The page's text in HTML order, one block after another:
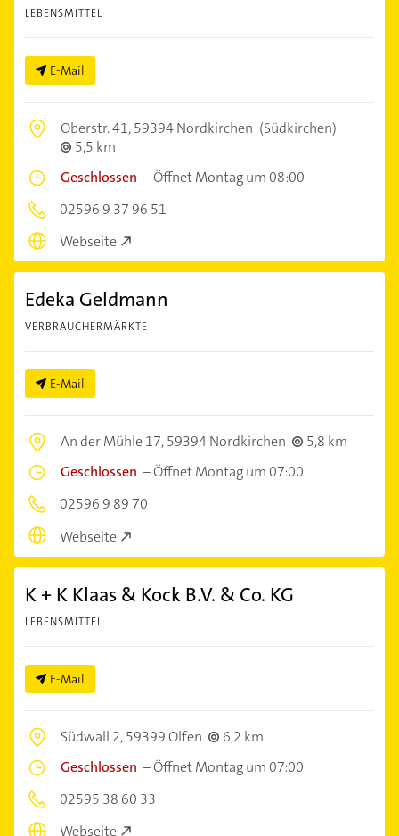
LEBENSMITTEL
E-Mail
Oberstr. 41,59394 Nordkirchen (Südkirchen)
5,5 km
Geschlossen –Öffnet Montag um 08:00
02596 9 37 96 51
Webseite
Edeka Geldmann
VERBRAUCHERMÄRKTE
E-Mail
An der Mühle 17,59394 Nordkirchen
5,8 km
Geschlossen –Öffnet Montag um 07:00
02596 9 89 70
Webseite
K + K Klaas & Kock B.V. & Co. KG
LEBENSMITTEL
E-Mail
Südwall 2,59399 Olfen
6,2 km
Geschlossen –Öffnet Montag um 07:00
02595 38 60 33
Webseite